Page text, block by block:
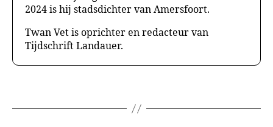
2024 is hij stadsdichter van Amersfoort.
Twan Vet is oprichter en redacteur van
Tijdschrift Landauer.